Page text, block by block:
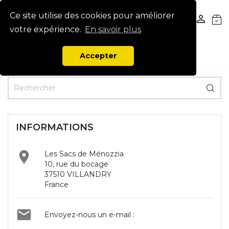
Ce site utilise des cookies pour améliorer
votre expérience. En savoir plus
Accepter
 
INFORMATIONS

Les Sacs de Ménozzia
10, rue du bocage
37510 VILLANDRY
France

Envoyez-nous un e-mail :